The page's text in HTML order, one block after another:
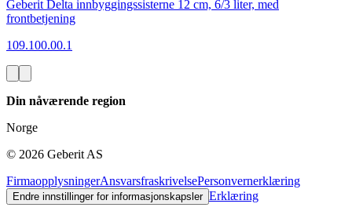
Geberit Delta innbyggingssisterne 12 cm, 6/3 liter, med
frontbetjening
109.100.00.1
Din nåværende region
Norge
© 2026 Geberit AS
FirmaopplysningerAnsvarsfraskrivelsePersonvernerklæring
Endre innstillinger for informasjonskapsler Erklæring